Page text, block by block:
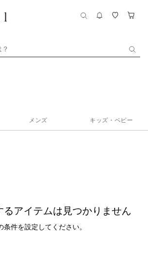
メンズ キッズ・ベビー
るアイテムは見つかりません
条件を設定してください。